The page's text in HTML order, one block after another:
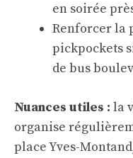
en soirée
Renforcer la
pickpockets
de bus
Nuances utiles : la
organise
place Yves-